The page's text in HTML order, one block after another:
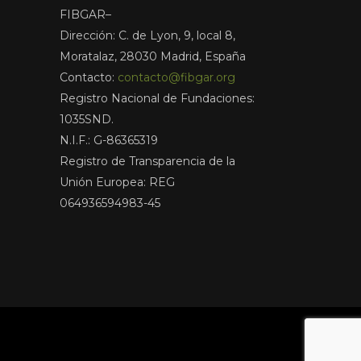
FIBGAR–
Dirección: C. de Lyon, 9, local 8,
Moratalaz, 28030 Madrid, España
Contacto: contacto@fibgar.org
Registro Nacional de Fundaciones:
1035SND.
N.I.F.: G-86365319
Registro de Transparencia de la
Unión Europea: REG
064936594983-45